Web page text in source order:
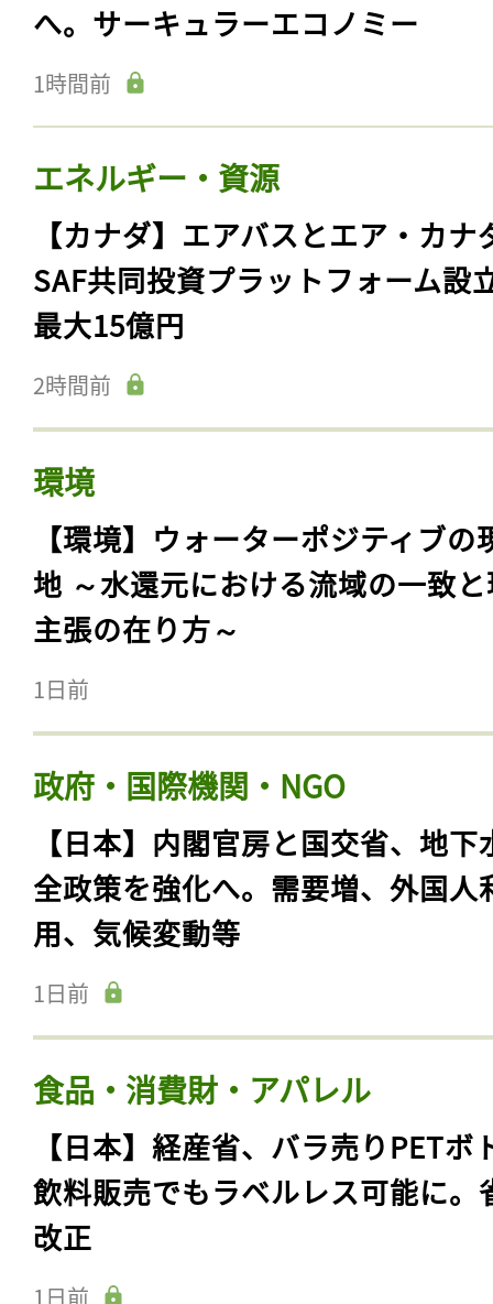
へ。サーキュラーエコノミー
1時間前
エネルギー・資源
【カナダ】エアバスとエア・カナ
SAF共同投資プラットフォーム設
最大15億円
2時間前
環境
【環境】ウォーターポジティブの
地 ～水還元における流域の一致
主張の在り方～
1日前
政府・国際機関・NGO
【日本】内閣官房と国交省、地下
全政策を強化へ。需要増、外国人
用、気候変動等
1日前
食品・消費財・アパレル
【日本】経産省、バラ売りPETボ
飲料販売でもラベルレス可能に。
改正
1日前